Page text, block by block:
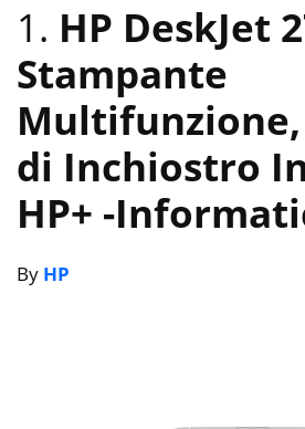
1. HP DeskJet
Stampante
Multifunzione,
di Inchiostro
HP+ -
By HP